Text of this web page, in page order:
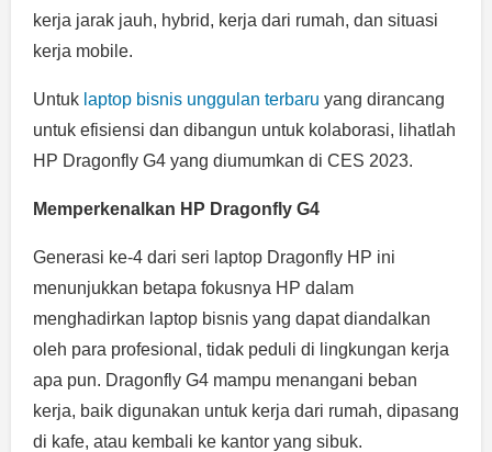
kerja jarak jauh, hybrid, kerja dari rumah, dan situasi
kerja mobile.
Untuk laptop bisnis unggulan terbaru yang dirancang
untuk efisiensi dan dibangun untuk kolaborasi, lihatlah
HP Dragonfly G4 yang diumumkan di CES 2023.
Memperkenalkan HP Dragonfly G4
Generasi ke-4 dari seri laptop Dragonfly HP ini
menunjukkan betapa fokusnya HP dalam
menghadirkan laptop bisnis yang dapat diandalkan
oleh para profesional, tidak peduli di lingkungan kerja
apa pun. Dragonfly G4 mampu menangani beban
kerja, baik digunakan untuk kerja dari rumah, dipasang
di kafe, atau kembali ke kantor yang sibuk.